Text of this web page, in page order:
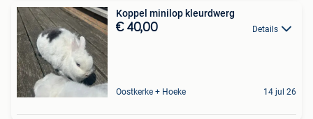
Koppel minilop kleurdwerg
€ 40,00 Details
Oostkerke + Hoeke 14 jul 26